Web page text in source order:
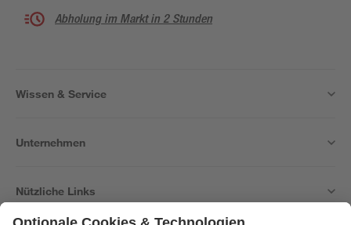
Abholung im Markt in 2 Stunden
Wissen & Service
Unternehmen
Nützliche Links